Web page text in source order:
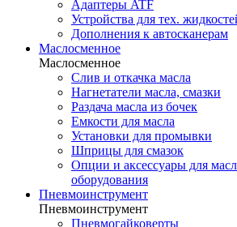
Адаптеры ATF
Устройства для тех.
Дополнения к автосканерам
Маслосменное
Маслосменное
Слив и откачка масла
Нагнетатели масла, смазки
Раздача масла из бочек
Емкости для масла
Установки для промывки
Шприцы для смазок
Опции и аксессуары для
оборудования
Пневмоинструмент
Пневмоинструмент
Пневмогайковерты